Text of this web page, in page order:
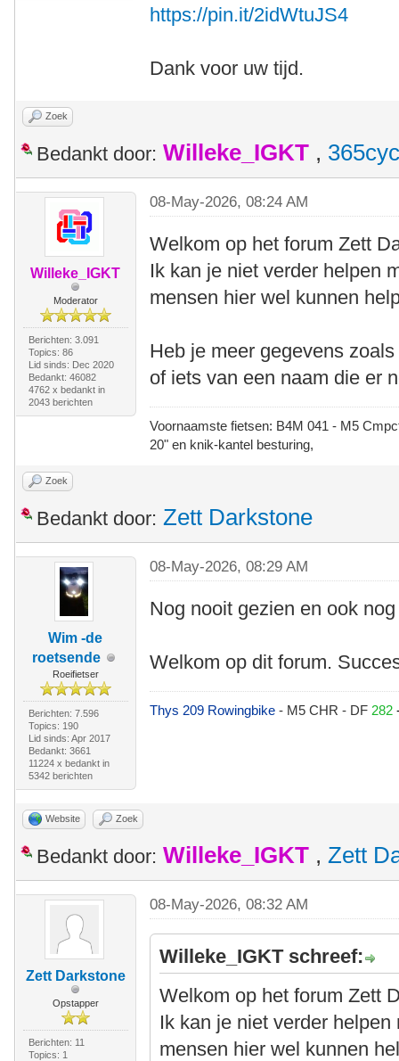
https://pin.it/2idWtuJS4
Dank voor uw tijd.
Zoek
Bedankt door: Willeke_IGKT ,
Willeke_IGKT
Moderator
Berichten: 3.091
Topics: 86
Lid sinds: Dec 2020
Bedankt: 46082
4762 x bedankt in
2043 berichten
08-May-2026, 08:24 AM
Welkom op het forum Zett
Ik kan je niet verder helpen
mensen hier wel kunnen
Heb je meer gegevens
of iets van een naam die er
Voornaamste fietsen: B4M 041 - M5
20" en knik-kantel besturing,
Zoek
Bedankt door: Zett Darkstone
Wim -de
roetsende
Roeifietser
Berichten: 7.596
Topics: 190
Lid sinds: Apr 2017
Bedankt: 3661
11224 x bedankt in
5342 berichten
08-May-2026, 08:29 AM
Nog nooit gezien en ook
Welkom op dit forum.
Thys 209 Rowingbike- M5 CHR - DF 282
Website Zoek
Bedankt door: Willeke_IGKT , Zett
Zett Darkstone
Opstapper
Berichten: 11
Topics: 1
08-May-2026, 08:32 AM
Willeke_IGKT schreef:
Welkom op het forum Zett
Ik kan je niet verder
mensen hier wel kunnen